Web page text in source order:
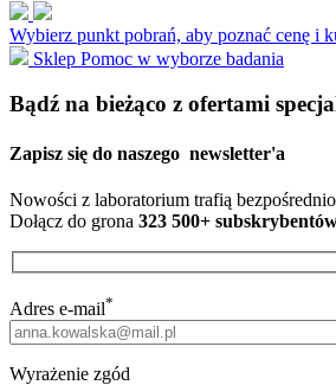
Wybierz punkt pobrań, aby poznać cenę i
Sklep Pomoc w wyborze badania
Bądź na bieżąco z ofertami
Zapisz się do naszego newsletter'a
Nowości z laboratorium trafią
Dołącz do grona 323 500+
Adres e-mail*
Wyrażenie zgód